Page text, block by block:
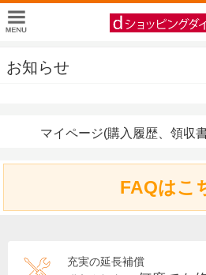
お知らせ
マイページ(購入履歴、領収
FAQはこ
充実の延長補償